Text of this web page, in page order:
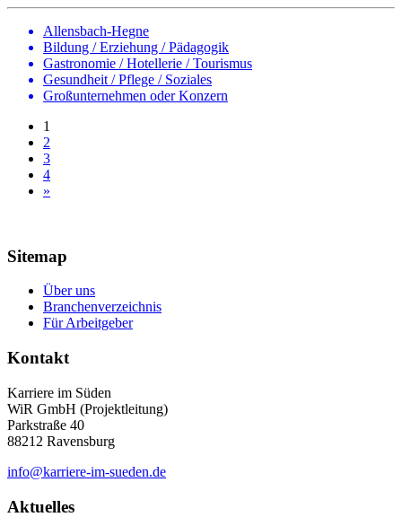
Allensbach-Hegne
Bildung / Erziehung / Pädagogik
Gastronomie / Hotellerie / Tourismus
Gesundheit / Pflege / Soziales
Großunternehmen oder Konzern
1
2
3
4
»
Sitemap
Über uns
Branchenverzeichnis
Für Arbeitgeber
Kontakt
Karriere im Süden
WiR GmbH (Projektleitung)
Parkstraße 40
88212 Ravensburg
info@karriere-im-sueden.de
Aktuelles